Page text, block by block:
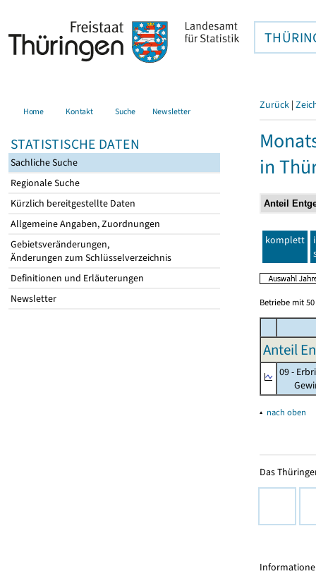
Home Kontakt Suche Newsletter
STATISTISCHE DATEN
Sachliche Suche
Regionale Suche
Kürzlich bereitgestellte Daten
Allgemeine Angaben, Zuordnungen
Gebietsveränderungen,
Änderungen zum Schlüsselverzeichnis
Definitionen und Erläuterungen
Newsletter
Zurück |
in
komplett
Betriebe mit
Anteil
09 -
▴ nach oben
Das